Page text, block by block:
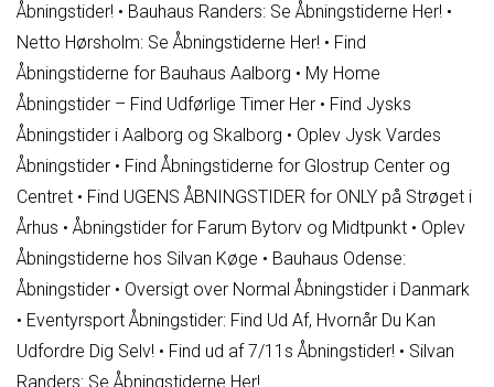
Åbningstider! • Bauhaus Randers: Se Åbningstiderne Her! •
Netto Hørsholm: Se Åbningstiderne Her! • Find
Åbningstiderne for Bauhaus Aalborg • My Home
Åbningstider – Find Udførlige Timer Her • Find Jysks
Åbningstider i Aalborg og Skalborg • Oplev Jysk Vardes
Åbningstider • Find Åbningstiderne for Glostrup Center og
Centret • Find UGENS ÅBNINGSTIDER for ONLY på Strøget i
Århus • Åbningstider for Farum Bytorv og Midtpunkt • Oplev
Åbningstiderne hos Silvan Køge • Bauhaus Odense:
Åbningstider • Oversigt over Normal Åbningstider i Danmark
• Eventyrsport Åbningstider: Find Ud Af, Hvornår Du Kan
Udfordre Dig Selv! • Find ud af 7/11s Åbningstider! • Silvan
Randers: Se Åbningstiderne Her!